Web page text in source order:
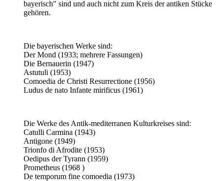
bayerisch" sind und auch nicht zum Kreis der antiken Stücke
gehören.
Die bayerischen Werke sind:
Der Mond (1933; mehrere Fassungen)
Die Bernauerin (1947)
Astutuli (1953)
Comoedia de Christi Resurrectione (1956)
Ludus de nato Infante mirificus (1961)
Die Werke des Antik-mediterranen Kulturkreises sind:
Catulli Carmina (1943)
Antigone (1949)
Trionfo di Afrodite (1953)
Oedipus der Tyrann (1959)
Prometheus (1968 )
De temporum fine comoedia (1973)